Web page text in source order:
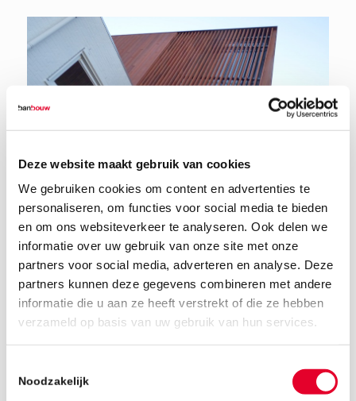
Deze website maakt gebruik van cookies
We gebruiken cookies om content en advertenties te
personaliseren, om functies voor social media te bieden
en om ons websiteverkeer te analyseren. Ook delen we
informatie over uw gebruik van onze site met onze
partners voor social media, adverteren en analyse. Deze
partners kunnen deze gegevens combineren met andere
informatie die u aan ze heeft verstrekt of die ze hebben
verzameld op basis van uw gebruik van hun services.
Noodzakelijk
11 oktober 2018